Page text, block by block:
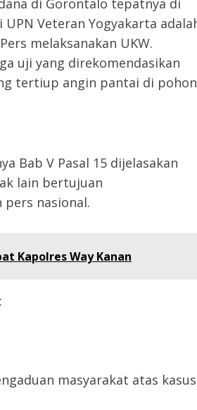
di Gorontalo tepatnya di
Veteran Yogyakarta
melaksanakan UKW.
uji yang direkomendasikan
tertiup angin pantai di pohon
Bab V Pasal 15 dijelasakan
lain bertujuan
nasional.
Kapolres Way Kanan
masyarakat atas